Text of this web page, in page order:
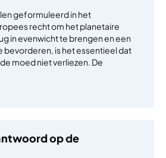
geformuleerd in het
recht om het planetaire
in evenwicht te brengen en een
bevorderen, is het essentieel dat
moed niet verliezen. De
op de